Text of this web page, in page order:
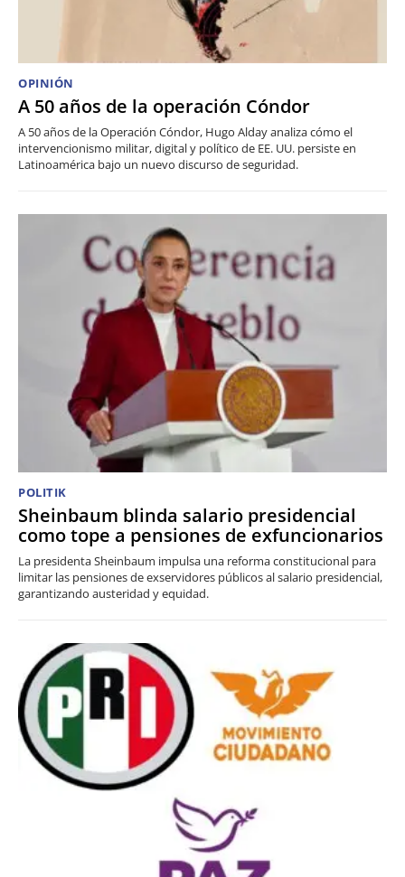
OPINIÓN
A 50 años de la operación Cóndor
A 50 años de la Operación Cóndor, Hugo Alday analiza cómo el
intervencionismo militar, digital y político de EE. UU. persiste en
Latinoamérica bajo un nuevo discurso de seguridad.
POLITIK
Sheinbaum blinda salario presidencial
como tope a pensiones de exfuncionarios
La presidenta Sheinbaum impulsa una reforma constitucional para
limitar las pensiones de exservidores públicos al salario presidencial,
garantizando austeridad y equidad.